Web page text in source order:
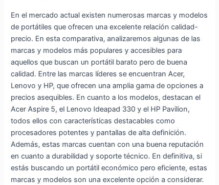
En el mercado actual existen numerosas marcas y modelos
de portátiles que ofrecen una excelente relación calidad-
precio. En esta comparativa, analizaremos algunas de las
marcas y modelos más populares y accesibles para
aquellos que buscan un portátil barato pero de buena
calidad. Entre las marcas líderes se encuentran Acer,
Lenovo y HP, que ofrecen una amplia gama de opciones a
precios asequibles. En cuanto a los modelos, destacan el
Acer Aspire 5, el Lenovo Ideapad 330 y el HP Pavilion,
todos ellos con características destacables como
procesadores potentes y pantallas de alta definición.
Además, estas marcas cuentan con una buena reputación
en cuanto a durabilidad y soporte técnico. En definitiva, si
estás buscando un portátil económico pero eficiente, estas
marcas y modelos son una excelente opción a considerar.